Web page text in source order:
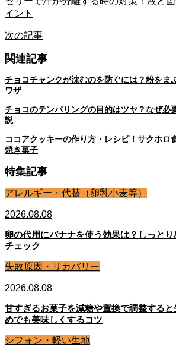
イント
次の記事
関連記事
チョコチャンクが沈むのを防ぐには？粉をま
ワザ
チョコのテンパリングの目的はツヤ？なぜ必
説
ココアクッキーの作り方・レシピ！サクホロ
焼き菓子
特集記事
アレルギー・代替（卵乳小麦等）
2026.08.08
卵の代用にバナナを使う効果は？しっと
チェック
失敗原因・リカバリー
2026.08.08
甘すぎるお菓子を減糖や置換で調整すると
めでも美味しくするコツ
シフォン・軽い生地